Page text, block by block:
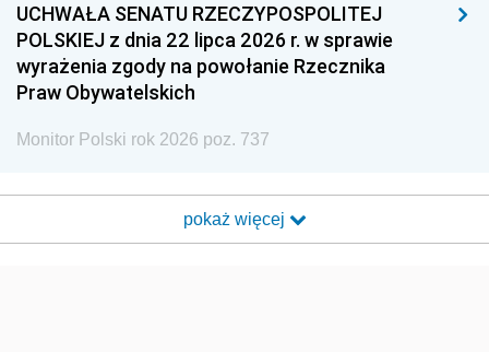
UCHWAŁA SENATU RZECZYPOSPOLITEJ
POLSKIEJ z dnia 22 lipca 2026 r. w sprawie
wyrażenia zgody na powołanie Rzecznika
Praw Obywatelskich
Monitor Polski rok 2026 poz. 737
pokaż więcej